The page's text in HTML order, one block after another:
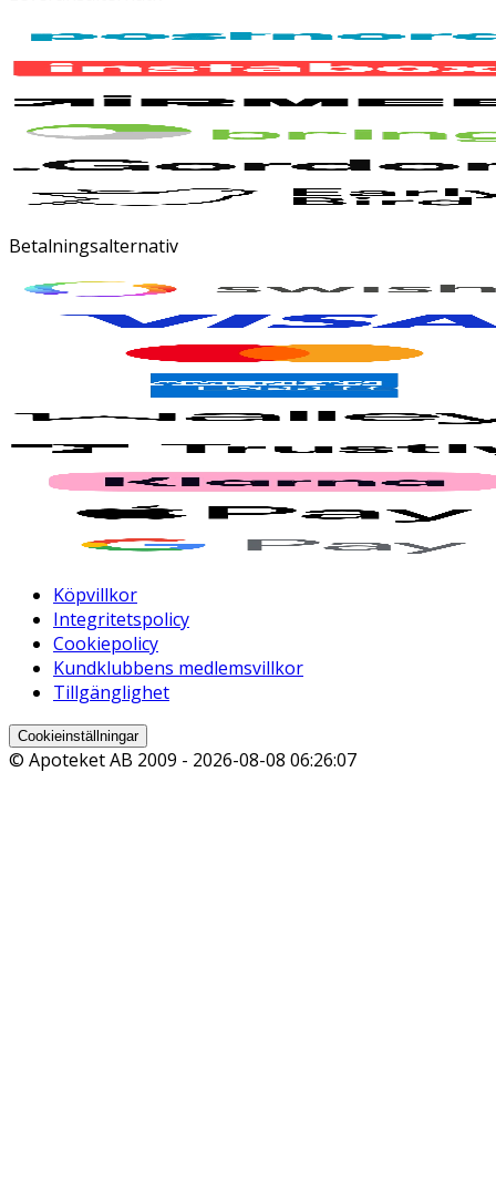
Betalningsalternativ
Köpvillkor
Integritetspolicy
Cookiepolicy
Kundklubbens medlemsvillkor
Tillgänglighet
Cookieinställningar
© Apoteket AB 2009 - 2026-08-08 06:26:07